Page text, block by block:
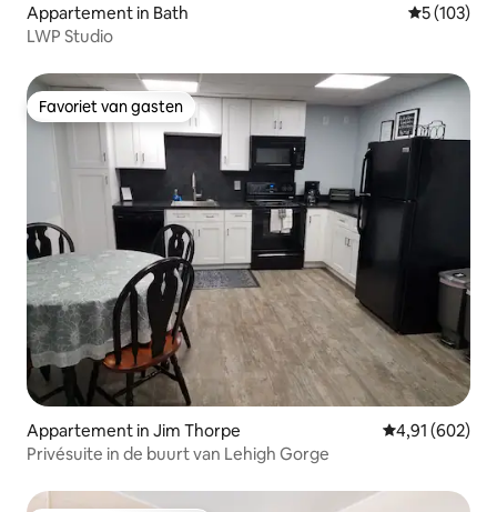
Appartement in Bath
5 (103)
LWP Studio
Favoriet van gasten
Favoriet van gasten
Appartement in Jim Thorpe Gemiddelde
4,91 (602)
Privésuite in de buurt van Lehigh Gorge